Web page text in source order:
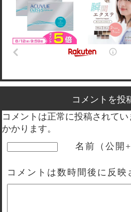
コメントを投
コメントは正常に投稿されて
かかります。
名前（公開+
コメントは数時間後に反映